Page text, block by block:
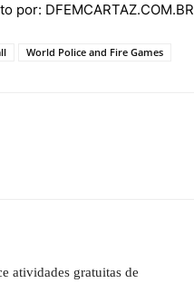
por: DFEMCARTAZ.COM.BR
World Police and Fire Games
atividades gratuitas de